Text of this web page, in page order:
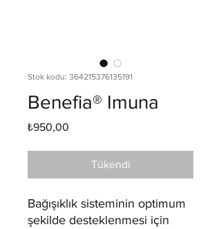
Stok kodu: 364215376135191
Benefia® Imuna
₺950,00
Tükendi
Bağışıklık sisteminin optimum
şekilde desteklenmesi için